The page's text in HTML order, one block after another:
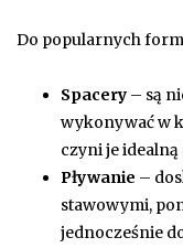
Do popularnych
Spacery – są
wykonywać w
czyni je
Pływanie –
stawowymi,
jednocześnie